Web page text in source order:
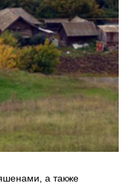
а также